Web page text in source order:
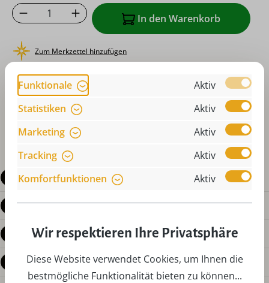
Produkt Anzahl: Gib den gewünschten
In den Warenkorb
Zum Merkzettel hinzufügen
oder sofort bestellen mit
Beschreibung
Produktdetails
Bewertungen
Fragen zum Produkt
Funktionale
Aktiv
Statistiken
Aktiv
Marketing
Aktiv
Tracking
Aktiv
Komfortfunktionen
Aktiv
Wir respektieren Ihre Privatsphäre
Diese Website verwendet Cookies, um Ihnen die
bestmögliche Funktionalität bieten zu können...